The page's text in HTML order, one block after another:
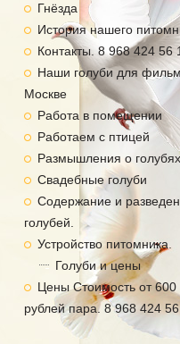
Гнёзда
История нашего
Контакты. 8 968 424 56
Наши голуби для
Москве
Работа в помещении
Работаем с птицей
Размышления о голубях
Свадебные голуби
Содержание и
голубей.
Устройство питомника.
Голуби и цены
Цены Стоимость от 600
рублей пара. 8 968 424 56